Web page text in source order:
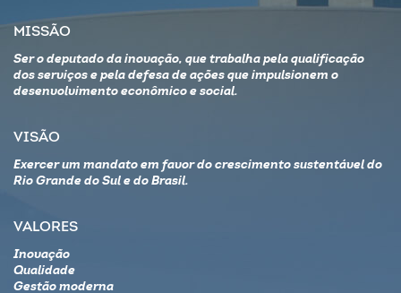
MISSÃO
Ser o deputado da inovação, que trabalha pela qualificação
dos serviços e pela defesa de ações que impulsionem o
desenvolvimento econômico e social.
VISÃO
Exercer um mandato em favor do crescimento sustentável do
Rio Grande do Sul e do Brasil.
VALORES
Inovação
Qualidade
Gestão moderna